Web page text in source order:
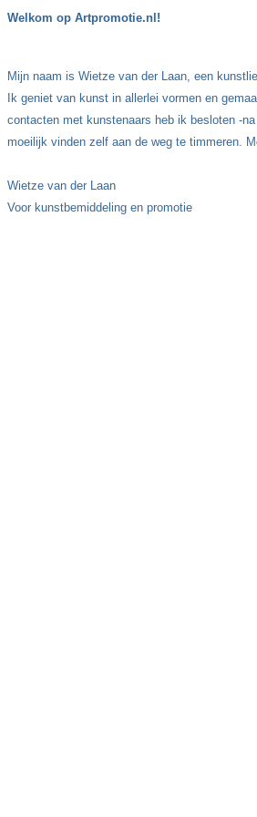
Welkom op Artpromotie.nl!
Mijn naam is Wietze van der Laan, een
Ik geniet van kunst in allerlei vormen en
contacten met kunstenaars heb ik besloten -
moeilijk vinden zelf aan de weg te timmeren.
Wietze van der Laan
Voor kunstbemiddeling en promotie